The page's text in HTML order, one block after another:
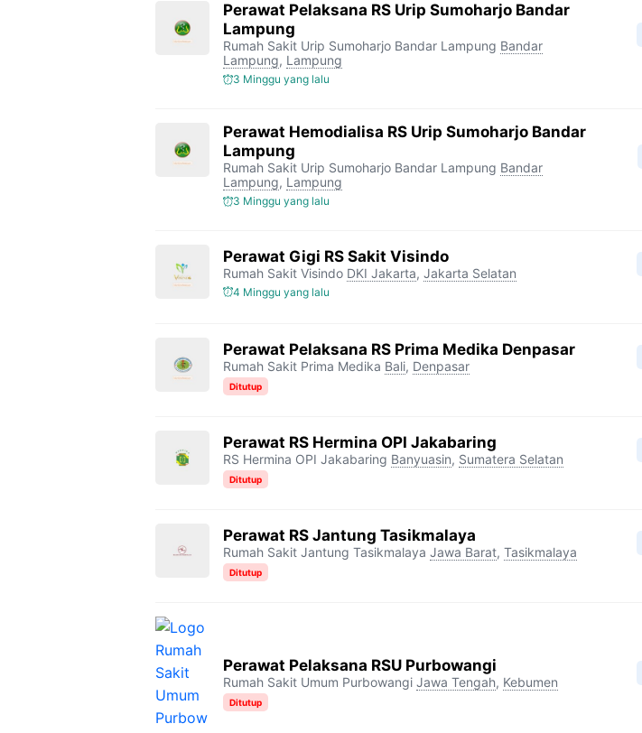
Perawat Pelaksana RS Urip Sumoharjo Bandar
Lampung
Rumah Sakit Urip Sumoharjo Bandar Lampung Bandar
Lampung, Lampung
3 Minggu yang lalu
Perawat Hemodialisa RS Urip Sumoharjo Bandar
Lampung
Rumah Sakit Urip Sumoharjo Bandar Lampung Bandar
Lampung, Lampung
3 Minggu yang lalu
Perawat Gigi RS Sakit Visindo
Rumah Sakit Visindo DKI Jakarta, Jakarta Selatan
4 Minggu yang lalu
Perawat Pelaksana RS Prima Medika Denpasar
Rumah Sakit Prima Medika Bali, Denpasar
Ditutup
Perawat RS Hermina OPI Jakabaring
RS Hermina OPI Jakabaring Banyuasin, Sumatera Selatan
Ditutup
Perawat RS Jantung Tasikmalaya
Rumah Sakit Jantung Tasikmalaya Jawa Barat, Tasikmalaya
Ditutup
Perawat Pelaksana RSU Purbowangi
Rumah Sakit Umum Purbowangi Jawa Tengah, Kebumen
Ditutup